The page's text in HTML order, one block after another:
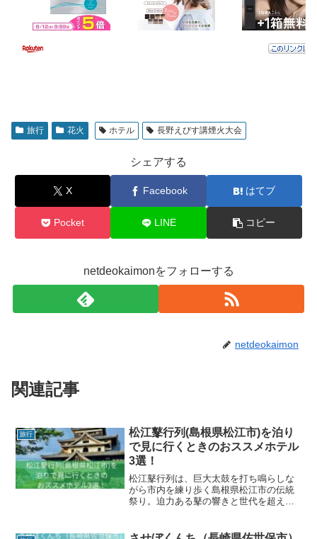
旅行 花火 ホテル 長野えびす講煙火大会
シェアする
X Facebook はてブ
Pocket LINE コピー
netdeokaimonをフォローする
netdeokaimon
関連記事
旅行
松江鼕行列(島根県松江市)を泊り
で見に行くときのおススメホテル
3選！
松江鼕行列は、巨大太鼓を打ち鳴らしな
がら市内を練り歩く島根県松江市の伝統
祭り。迫力ある鼕の響きと世代を超えた